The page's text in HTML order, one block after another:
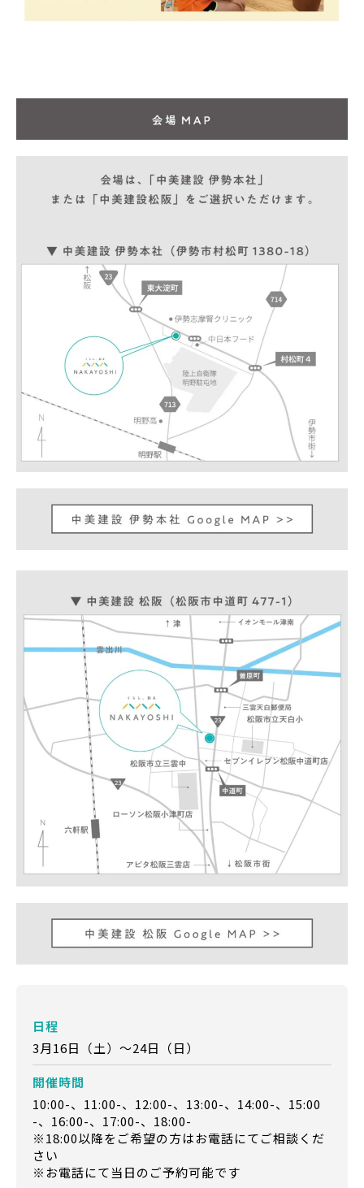
日程
3月16日（土）～24日（日）
開催時間
10:00-、11:00-、12:00-、13:00-、14:00-、15:00
-、16:00-、17:00-、18:00-
※18:00以降をご希望の方はお電話にてご相談くだ
さい
※お電話にて当日のご予約可能です